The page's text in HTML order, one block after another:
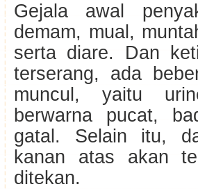
Gejala awal
demam, mual,
serta diare. Dan
terserang, ada
muncul, yaitu
berwarna pucat,
gatal. Selain itu,
kanan atas akan
ditekan.